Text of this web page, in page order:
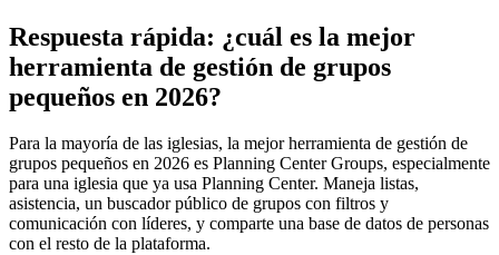
Respuesta rápida: ¿cuál es la mejor
herramienta de gestión de grupos
pequeños en 2026?
Para la mayoría de las iglesias, la mejor herramienta de gestión de
grupos pequeños en 2026 es Planning Center Groups, especialmente
para una iglesia que ya usa Planning Center. Maneja listas,
asistencia, un buscador público de grupos con filtros y
comunicación con líderes, y comparte una base de datos de personas
con el resto de la plataforma.